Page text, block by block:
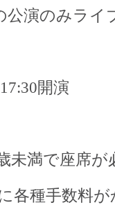
公演のみライ
開演
満で座席が
種手数料が